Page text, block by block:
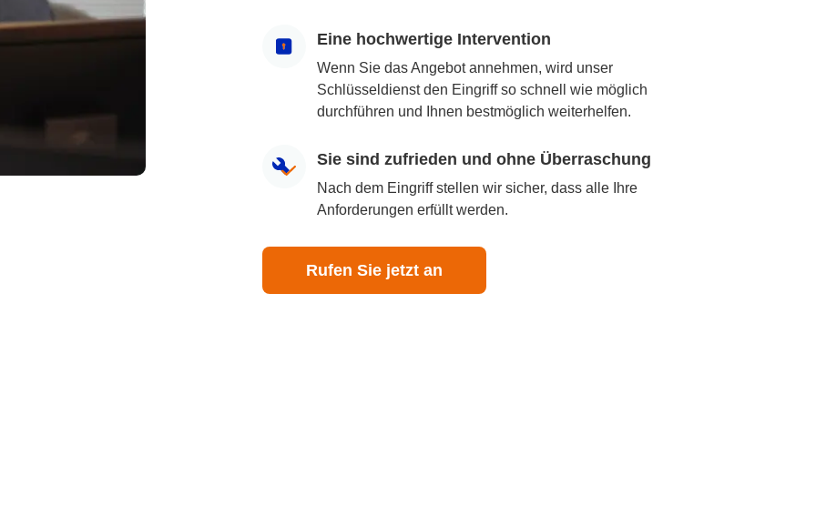
Eine hochwertige Intervention
Wenn Sie das Angebot annehmen, wird unser
Schlüsseldienst den Eingriff so schnell wie möglich
durchführen und Ihnen bestmöglich weiterhelfen.
Sie sind zufrieden und ohne Überraschung
Nach dem Eingriff stellen wir sicher, dass alle Ihre
Anforderungen erfüllt werden.
Rufen Sie jetzt an